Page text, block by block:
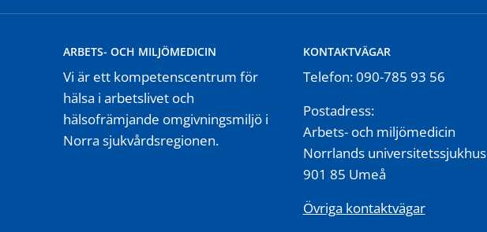
ARBETS- OCH MILJÖMEDICIN
Vi är ett kompetenscentrum för
hälsa i arbetslivet och
hälsofrämjande omgivningsmiljö i
Norra sjukvårdsregionen.
KONTAKTVÄGAR
Telefon: 090-785 93 56
Postadress:
Arbets- och miljömedicin
Norrlands universitetssjukhus
901 85 Umeå
Övriga kontaktvägar